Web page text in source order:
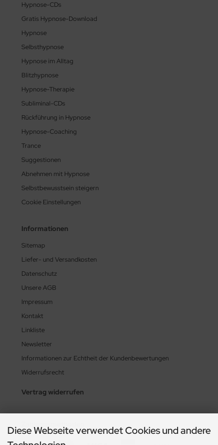
Hypnose-CDs
Gratis Hypnose-Download
Hypnose
Selbsthypnose
Hypnose im Alltag
Blitzhypnose
Hypnose-Therapie
Subliminal-CDs
Rückführung in Hypnose
Hypnose-Coaching
Trance
Suggestionen
Abnehmen mit Hypnose
Selbstbewusstsein steigern
Cookie Einstellungen
Informationen
Sitemap
Liefer- und Versandkosten
Datenschutz
Unsere AGB
Impressum
Kontakt
Linkliste
Newsletter
Informationen zur Echtheit der Kundenbewertungen
Widerrufsrecht
Vertrag widerrufen
Diese Webseite verwendet Cookies und andere